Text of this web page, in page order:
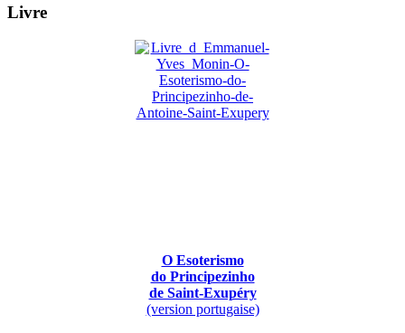
Livre
O Esoterismo
do Principezinho
de Saint-Exupéry
(version portugaise)